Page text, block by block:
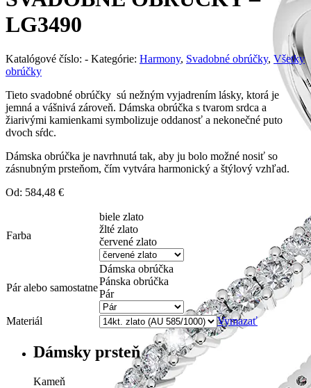
LG3490
Katalógové číslo: - Kategórie: Harmony, Svadobné obrúčky, Všetky
obrúčky
Tieto svadobné obrúčky sú nežným vyjadrením lásky, ktorá je
jemná a vášnivá zároveň. Dámska obrúčka s tvarom srdca a
žiarivými kamienkami symbolizuje oddanosť a nekonečné puto
dvoch sŕdc.
Dámska obrúčka je navrhnutá tak, aby ju bolo možné nosiť so
zásnubným prsteňom, čím vytvára harmonický a štýlový vzhľad.
Od: 584,48 €
Farba
biele zlato
žlté zlato
červené zlato
Pár alebo samostatne
Dámska obrúčka
Pánska obrúčka
Pár
Materiál Vymazať
Dámsky prsteň
Kameň